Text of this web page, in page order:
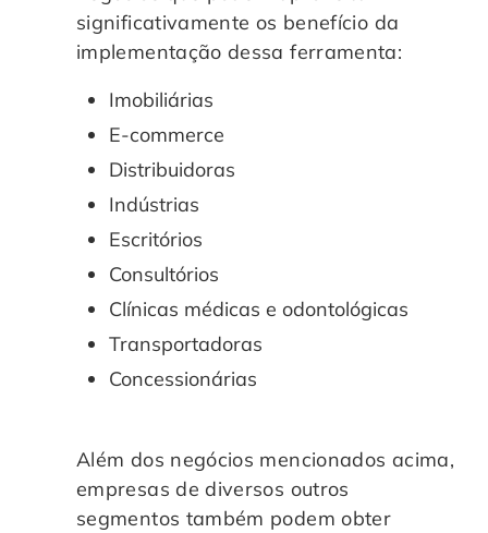
significativamente os benefício da
implementação dessa ferramenta:
Imobiliárias
E-commerce
Distribuidoras
Indústrias
Escritórios
Consultórios
Clínicas médicas e odontológicas
Transportadoras
Concessionárias
Além dos negócios mencionados acima,
empresas de diversos outros
segmentos também podem obter